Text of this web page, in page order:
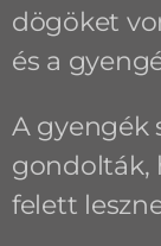
dögöket
és a
A gyengék
gondolták,
felett